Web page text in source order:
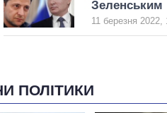
Зеленським
11 березня 2022,
ПОЛІТИКИ